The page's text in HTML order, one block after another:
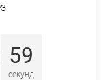
58
секунд